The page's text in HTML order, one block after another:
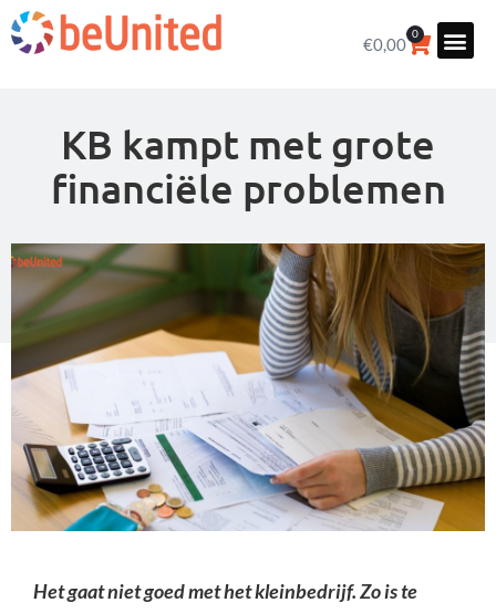
€0,00
0
KB kampt met grote
financiële problemen
Het gaat niet goed met het kleinbedrijf. Zo is te